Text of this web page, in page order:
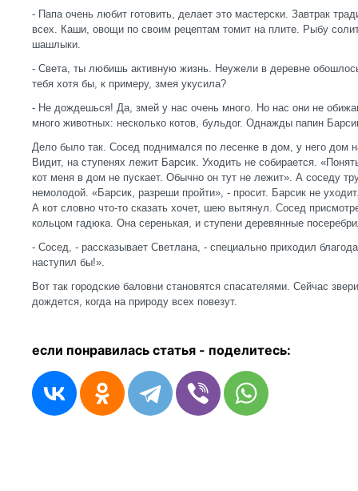
- Папа очень любит готовить, делает это мастерски. Завтрак
всех. Каши, овощи по своим рецептам томит на плите. Рыбу
шашлыки.
- Света, ты любишь активную жизнь. Неужели в деревне
тебя хотя бы, к примеру, змея укусила?
- Не дождешься! Да, змей у нас очень много. Но нас они не
много животных: несколько котов, бульдог. Однажды папин
Дело было так. Сосед поднимался по лесенке в дом, у него дом
Видит, на ступенях лежит Барсик. Уходить не собирается.
кот меня в дом не пускает. Обычно он тут не лежит». А соседу
немолодой. «Барсик, разреши пройти», - просит. Барсик не
А кот словно что-то сказать хочет, шею вытянул. Сосед
кольцом гадюка. Она серенькая, и ступени деревянные
- Сосед, - рассказывает Светлана, - специально приходил
наступил бы!».
Вот так городские баловни становятся спасателями. Сейчас
дождется, когда на природу всех повезут.
если понравилась статья - поделитесь: